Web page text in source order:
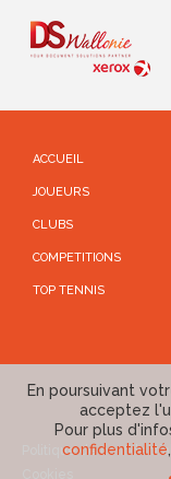
ACCUEIL
JOUEURS
CLUBS
COMPETITIONS
TOP TENNIS
Politique de
En poursuivant
acceptez
Pour plus
confidentialité